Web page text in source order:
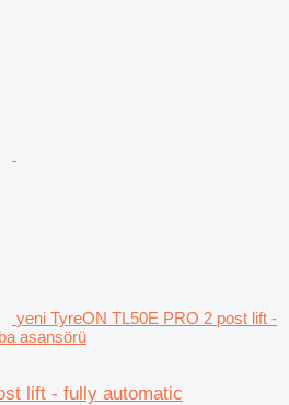
yeni TyreON TL50E PRO 2 post lift -
asansörü
lift - fully automatic